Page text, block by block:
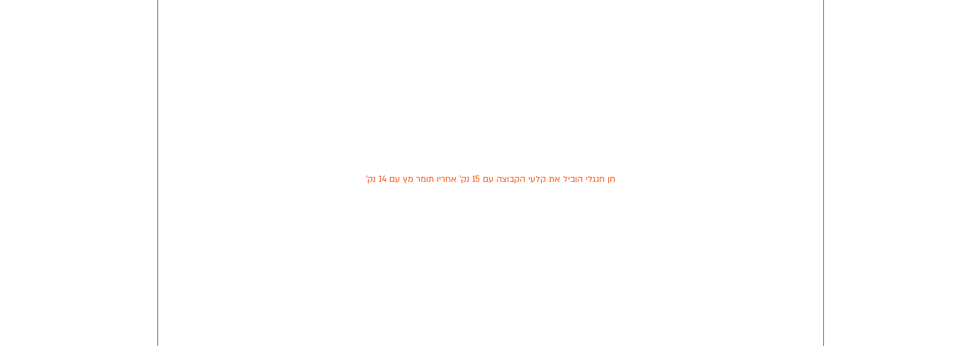
חן חנגלי הוביל את קלעי הקבוצה עם 15 נק' אחריו תומר מץ עם 14 נק'